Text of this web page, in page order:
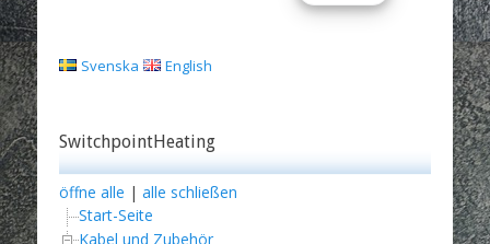
Svenska English
SwitchpointHeating
öffne alle | alle schließen
Start-Seite
Kabel und Zubehör